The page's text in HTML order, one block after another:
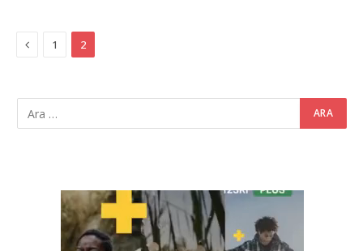
Previous
1 2
Video
oynatıcı